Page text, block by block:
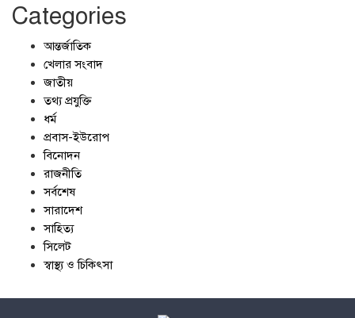
Categories
আন্তর্জাতিক
খেলার সংবাদ
জাতীয়
তথ্য প্রযুক্তি
ধর্ম
প্রবাস-ইউরোপ
বিনোদন
রাজনীতি
সর্বশেষ
সারাদেশ
সাহিত্য
সিলেট
স্বাস্থ্য ও চিকিৎসা